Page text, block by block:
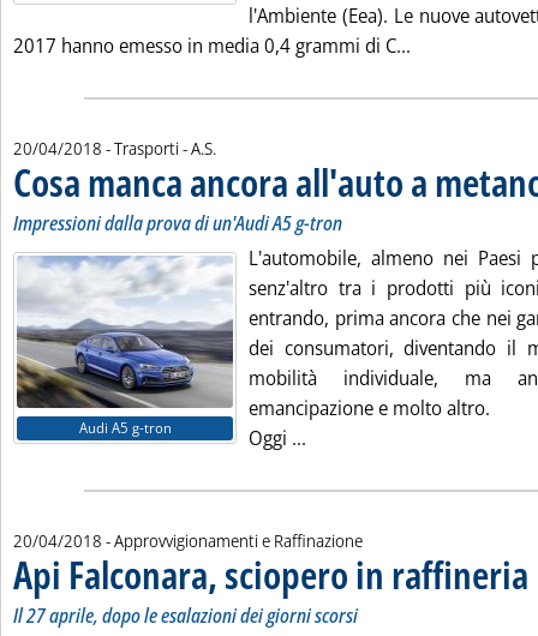
l'Ambiente (Eea). Le nuove
2017 hanno emesso in media 0,4 grammi di C...
20/04/2018 - Trasporti -di:
A.S.
Cosa manca ancora all'auto a
Impressioni dalla prova di un'Audi A5 g-tron
Audi A5 g-tron
L'automobile, almeno nei Paesi
senz'altro tra i prodotti più
entrando, prima ancora che nei
dei consumatori, diventando il
mobilità individuale, ma
emancipazione e molto altro.
Oggi ...
20/04/2018 - Approvvigionamenti e Raffinazione
Api Falconara, sciopero in raffineria
Il 27 aprile, dopo le esalazioni dei giorni scorsi